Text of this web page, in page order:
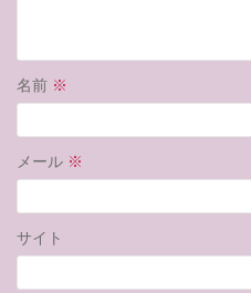
名前 ※
メール ※
サイト